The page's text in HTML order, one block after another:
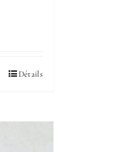
Détails